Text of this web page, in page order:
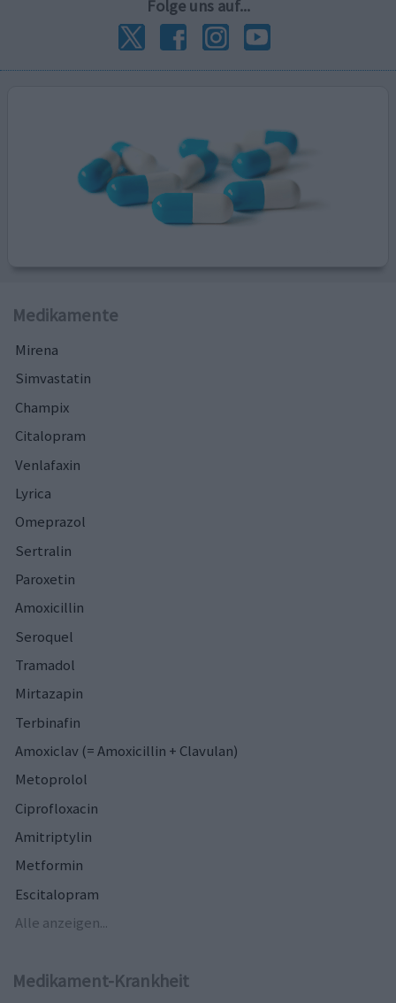
Folge uns auf...
Medikamente
Mirena
Simvastatin
Champix
Citalopram
Venlafaxin
Lyrica
Omeprazol
Sertralin
Paroxetin
Amoxicillin
Seroquel
Tramadol
Mirtazapin
Terbinafin
Amoxiclav (= Amoxicillin + Clavulan)
Metoprolol
Ciprofloxacin
Amitriptylin
Metformin
Escitalopram
Alle anzeigen...
Medikament-Krankheit